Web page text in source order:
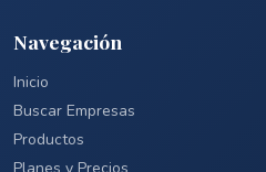
Navegación
Inicio
Buscar Empresas
Productos